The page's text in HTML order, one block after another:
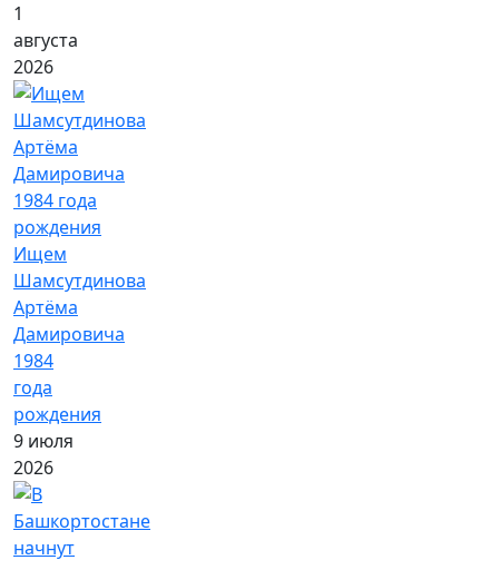
1
августа
2026
Ищем
Шамсутдинова
Артёма
Дамировича
1984
года
рождения
9 июля
2026